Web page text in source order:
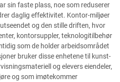
sin faste plass, noe som reduserer
daglig effektivitet. Kontor-miljøer
og den stille driften, hvor
kontorsuppler, teknologitilbehør
som de holder arbeidsområdet
bruker disse enhetene til kunst-
og elevers eiendeler,
og som imøtekommer